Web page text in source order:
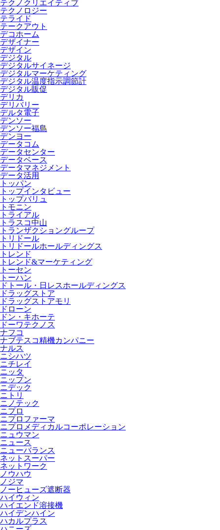
テクノクリエイティブ
テクノロジー
テライド
テークアウト
デコホーム
デザイナー
デザイン
デジタル
デジタルサイネージ
デジタルマーケティング
デジタル温度指示調節計
デジタル販促
デリカ
デリバリー
デルタ電子
デンソー
デンソー福島
デンヨー
データコム
データセンター
データベース
データマネジメント
データ活用
トッパン
トップインタビュー
トップバリュ
トモニン
トライアル
トラスコ中山
トランザクショングループ
トリドール
トリドールホールディングス
トレンド
トレンド&マーケティング
トーセン
トーハン
ドトール・日レスホールディングス
ドラッグストア
ドラッグストアモリ
ドローン
ドン・キホーテ
ドーワテクノス
ナフコ
ナブテスコ精機カンパニー
ナルス
ニシハツ
ニチレイ
ニッタ
ニップン
ニデック
ニトリ
ニノテック
ニプロ
ニプロファーマ
ニプロメディカルコーポレーション
ニュウマン
ニュース
ニューバランス
ネットスーパー
ネットワーク
ノウハウ
ノジマ
ノーヒューズ遮断器
ハイウィン
ハイエンド溶接機
ハイデンハイン
ハカルプラス